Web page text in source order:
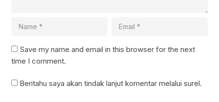
Save my name and email in this browser for the next
time I comment.
Beritahu saya akan tindak lanjut komentar melalui surel.